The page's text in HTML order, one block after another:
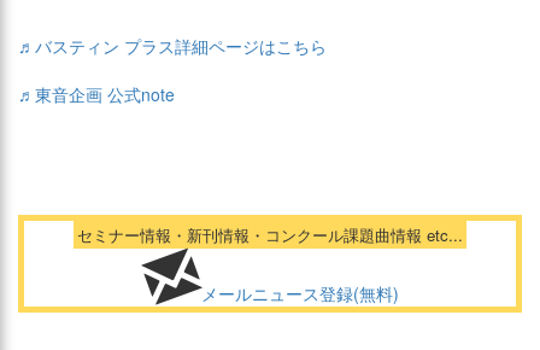
♬バスティン プラス詳細ページはこちら
♬東音企画 公式note
セミナー情報・新刊情報・コンクール課題曲情報 etc...
メールニュース登録(無料)